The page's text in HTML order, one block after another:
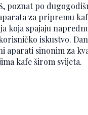
poznat po
za pripremu
koja spajaju
iskustvo.
aparati sinonim za
kafe širom svijeta.